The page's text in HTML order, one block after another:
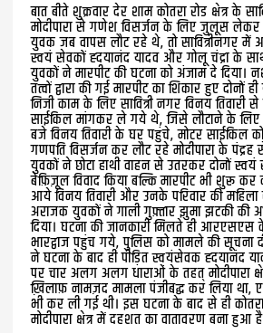
बात बीते शुक्रवार देर शाम कोतरा रोड क्षेत्र के
मोदीपारा से गणेश विसर्जन के लिए जुलूस
युवक जब वापस लौट रहे थे, तो सावित्रीनगर
स्वयं सेवकों ह्दयानंद यादव और गोलू चंद्रा के
युवकों ने मारपीट की घटना को अंजाम दे दिया।
तत्वों द्वारा की गई मारपीट का शिकार हुए
निजी काम के लिए सावित्री नगर विनय तिवारी
साईकिल मांगकर ले गये थे, जिसे लौटाने के लिए
बजे विनय तिवारी के घर पहुंचे, मोटर साईकिल
गणपति विसर्जन कर लौट रहे मोदीपारा के पंद्रह
युवकों ने छोटा हाथी वाहन से उतरकर दोनों
बेफ़िज़ूल विवाद किया बल्कि मारपीट भी शुरू कर
आये विनय तिवारी और उनके परिवार की
अराजक युवकों ने गाली गुफ़्तार झुमा झटकी की
दिया। घटना की जानकारी मिलते ही आरएसएस के
भारद्वाज पहुंच गये, पुलिस को मामले की सूचना
ने घटना के बाद ही पीड़ित स्वयंसेवक ह्दयानंद
पर चार अलग अलग धाराओं के तहत् मोदीपारा
ख़िलाफ़ नामज़द मामला पंजीबद्ध कर लिया था,
भी कर ली गई थी। इस घटना के बाद से ही कोतरा
मोदीपारा क्षेत्र में दहशत का वातावरण बना हुआ